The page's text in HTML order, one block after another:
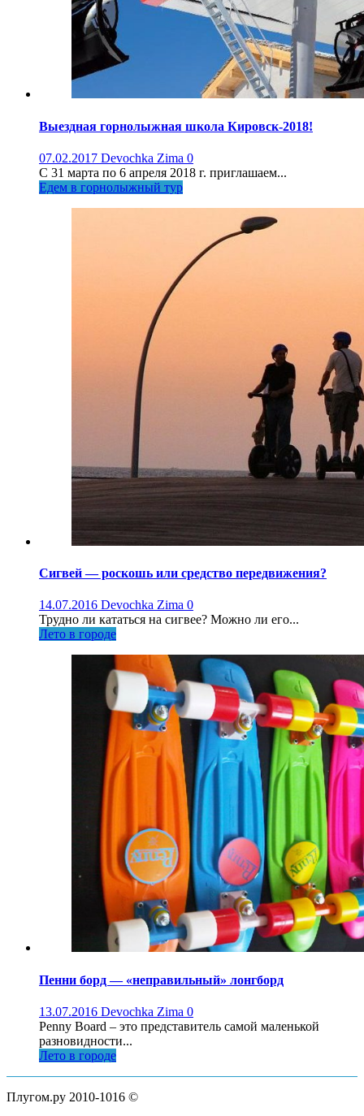
Выездная горнолыжная школа Кировск-2018!
07.02.2017 Devochka Zima 0
С 31 марта по 6 апреля 2018 г. приглашаем...
Едем в горнолыжный тур
Сигвей — роскошь или средство передвижения?
14.07.2016 Devochka Zima 0
Трудно ли кататься на сигвее? Можно ли его...
Лето в городе
Пенни борд — «неправильный» лонгборд
13.07.2016 Devochka Zima 0
Penny Board – это представитель самой маленькой
разновидности...
Лето в городе
Плугом.ру 2010-1016 ©